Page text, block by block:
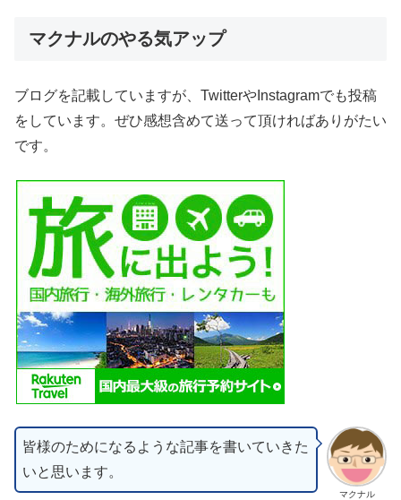
マクナルのやる気アップ
ブログを記載していますが、TwitterやInstagramでも投稿
をしています。ぜひ感想含めて送って頂ければありがたい
です。
マクナル
皆様のためになるような記事を書いていきた
いと思います。